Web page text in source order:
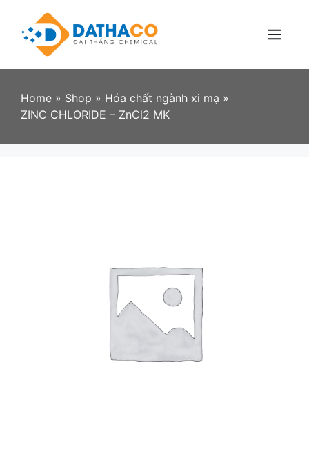
content
Menu
Home » Shop » Hóa chất ngành xi mạ »
ZINC CHLORIDE – ZnCl2 MK